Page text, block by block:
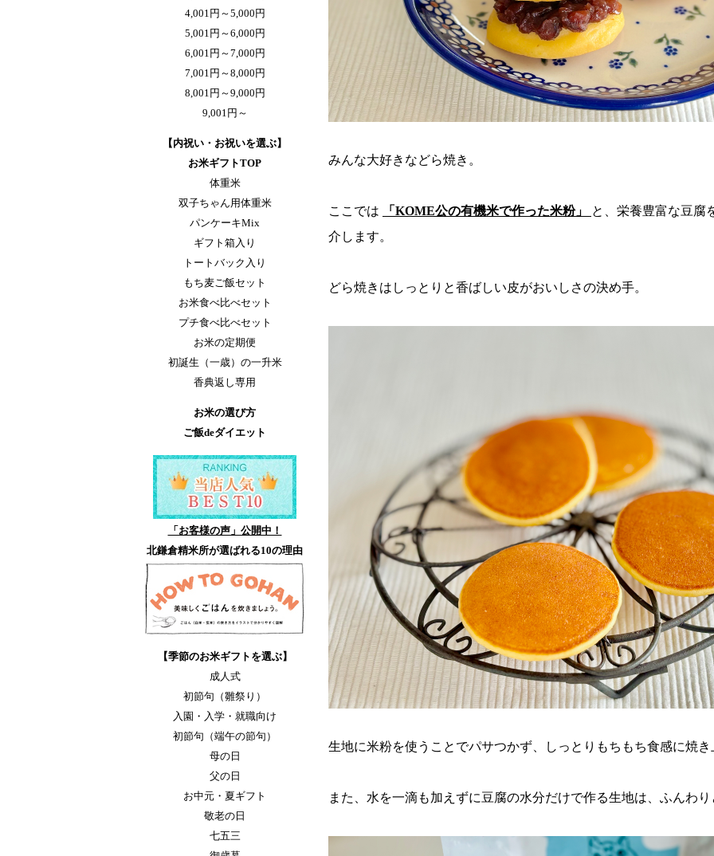
4,001円～5,000円
5,001円～6,000円
6,001円～7,000円
7,001円～8,000円
8,001円～9,000円
9,001円～
【内祝い・お祝いを選ぶ】
お米ギフトTOP
体重米
双子ちゃん用体重米
パンケーキMix
ギフト箱入り
トートバック入り
もち麦ご飯セット
お米食べ比べセット
プチ食べ比べセット
お米の定期便
初誕生（一歳）の一升米
香典返し専用
お米の選び方
ご飯deダイエット
「お客様の声」公開中！
北鎌倉精米所が選ばれる10の理由
【季節のお米ギフトを選ぶ】
成人式
初節句（雛祭り）
入園・入学・就職向け
初節句（端午の節句）
母の日
父の日
お中元・夏ギフト
敬老の日
七五三
みんな大好きなどら焼き。
ここでは 「KOME公の有機米で作った米粉」
と、栄養豊富な豆腐
介します。
どら焼きはしっとりと香ばしい皮がおいしさの決め手。
生地に米粉を使うことでパサつかず、しっとりもちもち食感に焼
また、水を一滴も加えずに豆腐の水分だけで作る生地は、ふんわ